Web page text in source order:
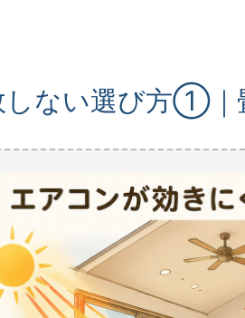
しない選び方①｜